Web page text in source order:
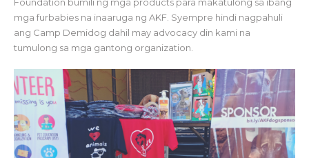
mga furbabies na inaaruga ng AKF. Syempre hindi nagpahuli
ang Camp Demidog dahil may advocacy din kami na
tumulong sa mga gantong organization.